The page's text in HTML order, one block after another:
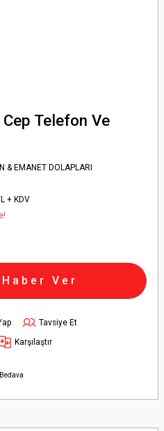
Cep Telefon Ve
& EMANET DOLAPLARI
+ KDV
Ver
Tavsiye Et
Karşılaştır